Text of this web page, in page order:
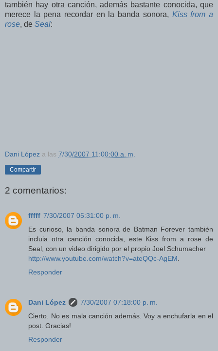
también hay otra canción, además bastante conocida, que
merece la pena recordar en la banda sonora, Kiss from a
rose, de Seal:
Dani López a las 7/30/2007 11:00:00 a. m.
Compartir
2 comentarios:
fffff 7/30/2007 05:31:00 p. m.
Es curioso, la banda sonora de Batman Forever también
incluia otra canción conocida, este Kiss from a rose de
Seal, con un video dirigido por el propio Joel Schumacher
http://www.youtube.com/watch?v=ateQQc-AgEM.
Responder
Dani López
7/30/2007 07:18:00 p. m.
Cierto. No es mala canción además. Voy a enchufarla en el
post. Gracias!
Responder